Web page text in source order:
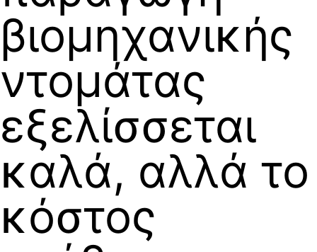
βιομηχανικής
ντομάτας
εξελίσσεται
καλά, αλλά το
κόστος